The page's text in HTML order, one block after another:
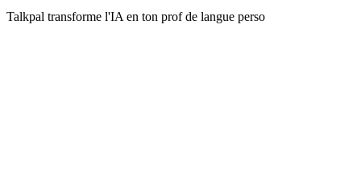
Talkpal transforme l'IA en ton prof de langue perso